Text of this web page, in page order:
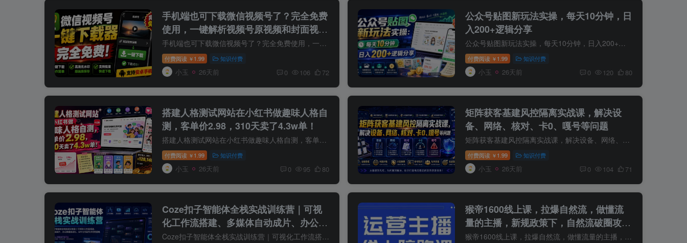
手机端也可下载微信视频号了？完全免费
使用，一键解析视频号原视频和封面视频
号下载助手v1.1
手机端也可下载微信视频号了？完全免费使用，一键解析视频号原视频和封面视频号下载助手v1.1 这是一个支持下载视频号视频的工具，并且只能下载视频号视频，其他短视频不可以下，经测试可以下载...
付费阅读 ￥ 1.99 知识付费
小玉 26天前 0 106 72
公众号贴图新玩法实操，每天10分钟，日
入200+逻辑分享
公众号贴图新玩法实操，每天10分钟，日入200+逻辑分享 项目介绍： 公众号的贴图玩法，流量主收益一样可以拉满，掌握这套玩法很好起流量 *提示本文仅为介绍，不构成任何收益承诺，变现效果因人而...
付费阅读 ￥ 1.99 知识付费
小玉 26天前 0 120 80
搭建人格测试网站在小红书做趣味人格自
测，客单价2.98，310天卖了4.3w单！
搭建人格测试网站在小红书做趣味人格自测，客单价2.98，310天卖了4.3w单！ 项目介绍： 本项目是小红书低门槛、零库存的虚拟资料轻资产副业，依托用户自我探索、社交分享的核心人性需求，搭建趣...
付费阅读 ￥ 1.99 知识付费
小玉 26天前 0 95 80
矩阵获客基建风控隔离实战课，解决设
备、网络、核对、卡0、嘎号等问题
矩阵获客基建风控隔离实战课，解决设备、网络、核对、卡0、嘎号等问题 一、关联问题 做矩阵最怕的是什么？不是怕账号违规，也不是怕作品没流量，更不是怕账号被永久，而是怕被关联，一违违规嘎...
付费阅读 ￥ 1.99 知识付费
小玉 26天前 0 104 71
Coze扣子智能体全栈实战训练营｜可视
化工作流搭建、多媒体自动成片、办公数
据自动化、API与代码节点商用落地
Coze扣子智能体全栈实战训练营｜可视化工作流搭建、多媒体自动成片、办公数据自动化、API与代码节点商用落地 课程介绍 当下大量运营、自媒体、职场从业者、AI爱好者在使用Coze扣子时普遍存在多...
猴帝1600线上课，拉爆自然流，做懂流
量的主播，新规政策下，自然流破圈攻略
【更新26年07月13】
猴帝1600线上课，拉爆自然流，做懂流量的主播，新规政策下，自然流破圈攻略【更新26年6月28】 课程介绍： 课程来自猴帝1600线上课。从0-1快速起号，成为运营型主播，掌握主播必备三大技能。帮助...